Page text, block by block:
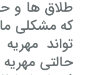
طلاق ها و
که مشکلی
تواند
حالتی